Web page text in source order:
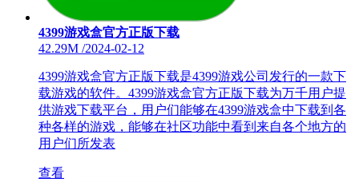
4399游戏盒官方正版下载
42.29M /2024-02-12
4399游戏盒官方正版下载是4399游戏公司发行的一款下
载游戏的软件。4399游戏盒官方正版下载为万千用户提
供游戏下载平台，用户们能够在4399游戏盒中下载到各
种各样的游戏，能够在社区功能中看到来自各个地方的
用户们所发表
查看